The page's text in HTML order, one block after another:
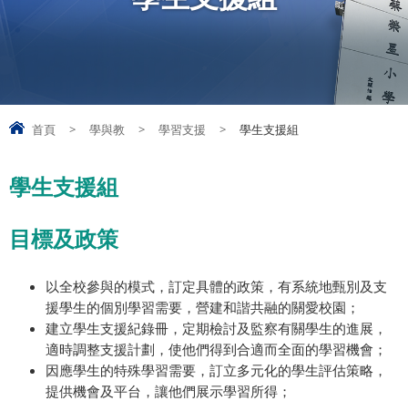
首頁 > 學與教 > 學習支援 > 學生支援組
學生支援組
目標及政策
以全校參與的模式，訂定具體的政策，有系統地甄別及支
援學生的個別學習需要，營建和諧共融的關愛校園；
建立學生支援紀錄冊，定期檢討及監察有關學生的進展，
適時調整支援計劃，使他們得到合適而全面的學習機會；
因應學生的特殊學習需要，訂立多元化的學生評估策略，
提供機會及平台，讓他們展示學習所得；